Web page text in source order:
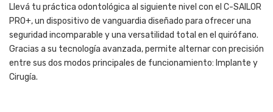
Llevá tu práctica odontológica al siguiente nivel con el C-SAILOR
PRO+, un dispositivo de vanguardia diseñado para ofrecer una
seguridad incomparable y una versatilidad total en el quirófano.
Gracias a su tecnología avanzada, permite alternar con precisión
entre sus dos modos principales de funcionamiento: Implante y
Cirugía.